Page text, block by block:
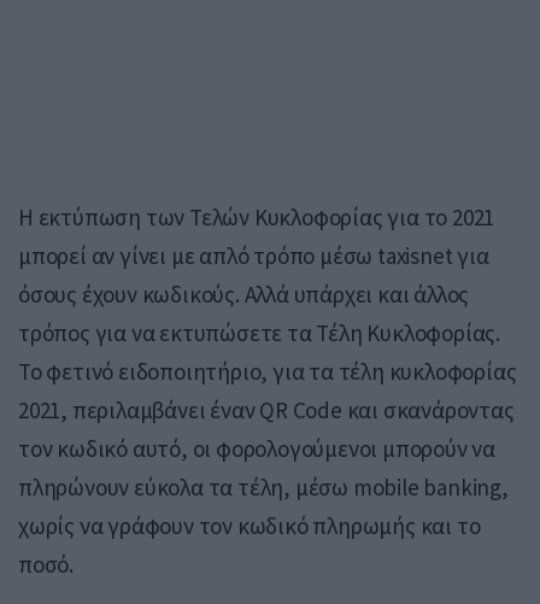
Η εκτύπωση των Τελών Κυκλοφορίας για το 2021
μπορεί αν γίνει με απλό τρόπο μέσω taxisnet για
όσους έχουν κωδικούς. Αλλά υπάρχει και άλλος
τρόπος για να εκτυπώσετε τα Τέλη Κυκλοφορίας.
Το φετινό ειδοποιητήριο, για τα τέλη κυκλοφορίας
2021, περιλαμβάνει έναν QR Code και σκανάροντας
τον κωδικό αυτό, οι φορολογούμενοι μπορούν να
πληρώνουν εύκολα τα τέλη, μέσω mobile banking,
χωρίς να γράφουν τον κωδικό πληρωμής και το
ποσό.